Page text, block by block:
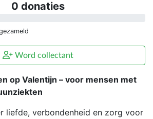
0 donaties
Word collectant
op Valentijn – voor mensen met
liefde, verbondenheid en zorg voor